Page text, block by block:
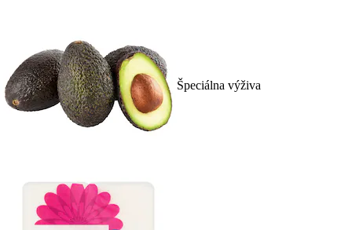
Špeciálna výživa